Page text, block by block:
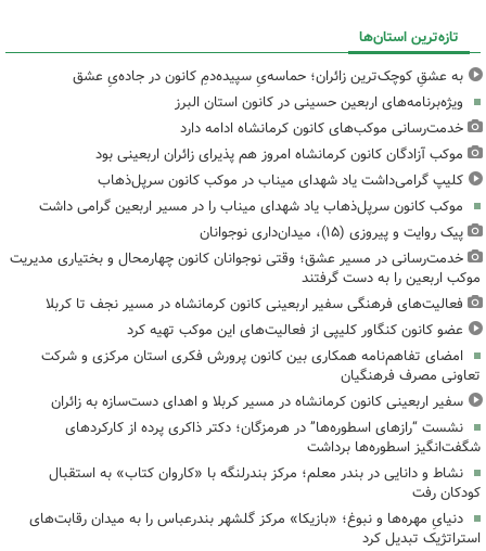
تازه‌ترین استان‌ها
به عشقِ کوچک‌ترین زائران؛ حماسه‌یِ سپیده‌دمِ کانون در جاده‌یِ عشق
ویژه‌برنامه‌های اربعین حسینی در کانون استان البرز
خدمت‌رسانی موکب‌های کانون کرمانشاه ادامه دارد
موکب آزادگان کانون کرمانشاه امروز هم پذیرای زائران اربعینی بود
کلیپ گرامی‌داشت یاد شهدای میناب در موکب کانون سرپل‌ذهاب
موکب کانون سرپل‌ذهاب یاد شهدای میناب را در مسیر اربعین گرامی داشت
پیک روایت و پیروزی (۱۵)، میدان‌داری نوجوانان
خدمت‌رسانی در مسیر عشق؛ وقتی نوجوانان کانون چهارمحال و بختیاری مدیریت
موکب اربعین را به دست گرفتند
فعالیت‌های فرهنگی سفیر اربعینی کانون کرمانشاه در مسیر نجف تا کربلا
عضو کانون کنگاور کلیپی از فعالیت‌های این موکب تهیه کرد
امضای تفاهم‌نامه همکاری بین کانون پرورش فکری استان مرکزی و شرکت
تعاونی مصرف فرهنگیان
سفیر اربعینی کانون کرمانشاه در مسیر کربلا و اهدای دست‌سازه به زائران
نشست “رازهای اسطوره‌ها” در هرمزگان؛ دکتر ذاکری پرده از کارکردهای
شگفت‌انگیز اسطوره‌ها برداشت
نشاط و دانایی در بندر معلم؛ مرکز بندرلنگه با «کاروان کتاب» به استقبال
کودکان رفت
دنیایِ مهره‌ها و نبوغ؛ «بازیکا» مرکز گلشهر بندرعباس را به میدان رقابت‌های
استراتژیک تبدیل کرد